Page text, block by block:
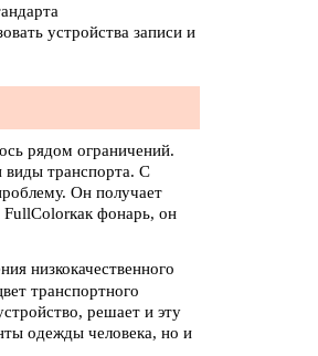
устройства записи и
рядом ограничений.
виды транспорта. С
Он получает
FullColorкак фонарь, он
низкокачественного
транспортного
решает и эту
одежды человека, но и